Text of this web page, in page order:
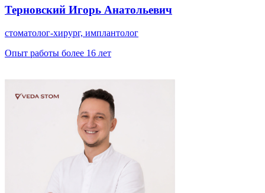
Терновский Игорь Анатольевич
стоматолог-хирург, имплантолог
Опыт работы более 16 лет